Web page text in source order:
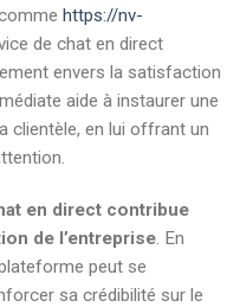
https://nv-
de chat en direct
envers la satisfaction
aide à instaurer une
clientèle, en lui offrant un
en direct contribue
de l’entreprise. En
peut se
sa crédibilité sur le